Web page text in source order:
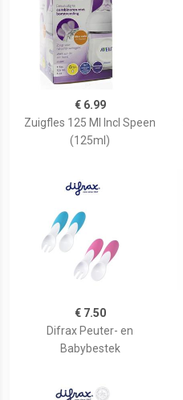
€ 6.99
Zuigfles 125 Ml Incl Speen
(125ml)
€ 7.50
Difrax Peuter- en
Babybestek